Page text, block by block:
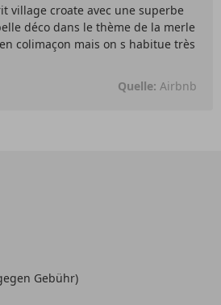
village croate avec une superbe
déco dans le thème de la merle
colimaçon mais on s habitue très
Quelle: Airbnb
Gebühr)